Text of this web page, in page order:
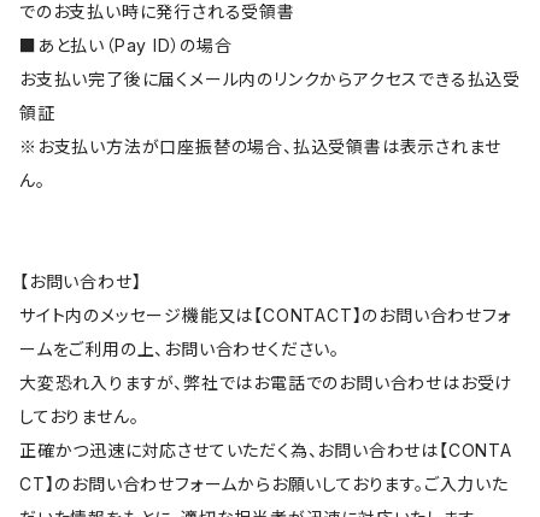
でのお支払い時に発行される受領書
■あと払い（Pay ID）の場合
お支払い完了後に届くメール内のリンクからアクセスできる払込受
領証
※お支払い方法が口座振替の場合、払込受領書は表示されませ
ん。
【お問い合わせ】
サイト内のメッセージ機能又は【CONTACT】のお問い合わせフォ
ームをご利用の上、お問い合わせください。
大変恐れ入りますが、弊社ではお電話でのお問い合わせはお受け
しておりません。
正確かつ迅速に対応させていただく為、お問い合わせは【CONTA
CT】のお問い合わせフォームからお願いしております。ご入力いた